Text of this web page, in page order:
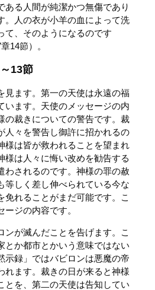
ある人間が純潔かつ無傷であり
。人の衣が小羊の血によって洗
て、そのようになるのです
14節）。
13節
ます。第一の天使は永遠の福
います。天使のメッセージの内
の裁きについての警告です。裁
人々を警告し御許に招かれるの
様は皆が救われることを望まれ
様は人々に悔い改めを勧告する
わされるのです。神様の罪の赦
等しく差し伸べられている今な
免れることがまだ可能です。こ
ジの内容です。
が滅んだことを告げます。こ
とか都市とかいう意味ではない
示録」ではバビロンは悪魔の帝
れます。裁きの日が来ると神様
とを、第二の天使は告知してい